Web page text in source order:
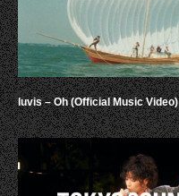
luvis – Oh (Official Music Video)